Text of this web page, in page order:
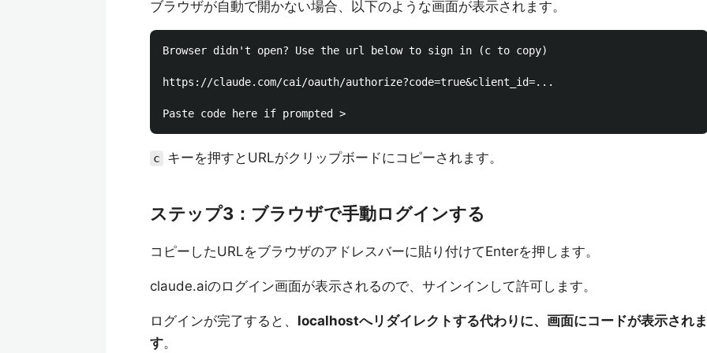
ブラウザが自動で開かない場合、以下のような画面が表示されます。
Browser didn't open? Use the url below to sign in (c to copy)
https://claude.com/cai/oauth/authorize?code=true&client_id=...
c キーを押すとURLがクリップボードにコピーされます。
ステップ3：ブラウザで手動ログインする
コピーしたURLをブラウザのアドレスバーに貼り付けてEnterを押します。
claude.aiのログイン画面が表示されるので、サインインして許可します。
ログインが完了すると、 localhostへリダイレクトする代わりに、画面にコードが表示されま
す。